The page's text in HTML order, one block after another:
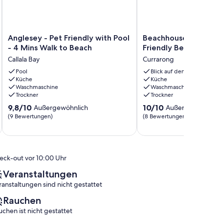
Anglesey
Friendly
with
Pool
-
4
Mins
Walk
Beach
Anglesey - Pet Friendly with Pool
- 4 Mins Walk to Beach
Callala Bay
Pool
Küche
Waschmaschine
Trockner
9.8
von
Außergewöhnlich,
9,8/10 Außergewöhnlich
(9 Bewertungen)
Beachhouse
Currarong
Pet
Friendly
Beachfront
Currarong
Beachhouse
Friendly Beachfront
Currarong
Blick auf den Ozean
Küche
Waschmaschine
Trockner
10.0
von
Außergewöhnlich,
10/10
(8 Bewertungen)
out vor 10:00 Uhr
Veranstaltungen
sind nicht gestattet
Rauchen
ist nicht gestattet